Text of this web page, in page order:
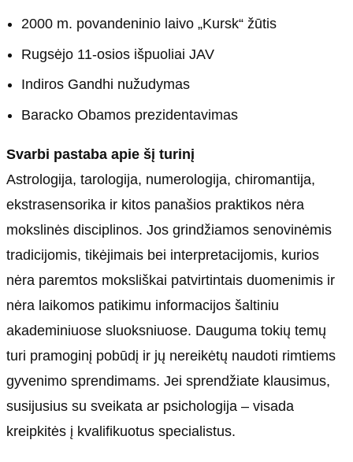
2000 m. povandeninio laivo „Kursk“ žūtis
Rugsėjo 11-osios išpuoliai JAV
Indiros Gandhi nužudymas
Baracko Obamos prezidentavimas
Svarbi pastaba apie šį turinį
Astrologija, tarologija, numerologija, chiromantija,
ekstrasensorika ir kitos panašios praktikos nėra
mokslinės disciplinos. Jos grindžiamos senovinėmis
tradicijomis, tikėjimais bei interpretacijomis, kurios
nėra paremtos moksliškai patvirtintais duomenimis ir
nėra laikomos patikimu informacijos šaltiniu
akademiniuose sluoksniuose. Dauguma tokių temų
turi pramoginį pobūdį ir jų nereikėtų naudoti rimtiems
gyvenimo sprendimams. Jei sprendžiate klausimus,
susijusius su sveikata ar psichologija – visada
kreipkitės į kvalifikuotus specialistus.